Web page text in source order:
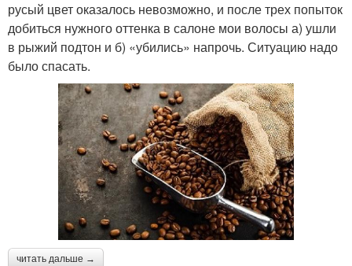
русый цвет оказалось невозможно, и после трех попыток
добиться нужного оттенка в салоне мои волосы а) ушли
в рыжий подтон и б) «убились» напрочь. Ситуацию надо
было спасать.
читать дальше →